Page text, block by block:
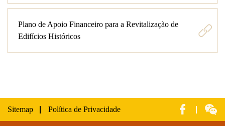
Plano de Apoio Financeiro para a Revitalização de
Edifícios Históricos
Sitemap Política de Privacidade